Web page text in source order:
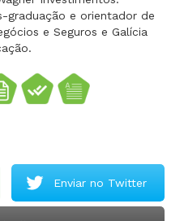
graduação e orientador de
e Seguros e Galícia
Enviar no Twitter